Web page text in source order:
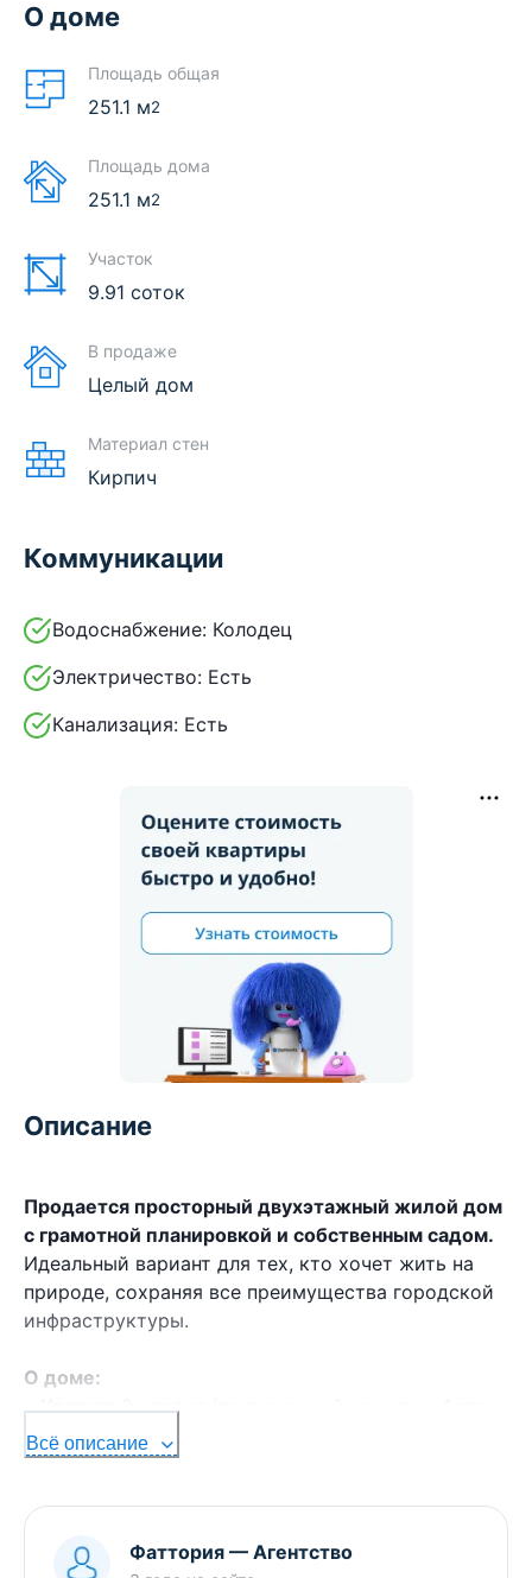
О доме
Площадь общая
251.1 м2
Площадь дома
251.1 м2
Участок
9.91 соток
В продаже
Целый дом
Материал стен
Кирпич
Коммуникации
Водоснабжение: Колодец
Электричество: Есть
Канализация: Есть
Описание
Продается просторный двухэтажный жилой дом
с грамотной планировкой и собственным садом.
Идеальный вариант для тех, кто хочет жить на
природе, сохраняя все преимущества городской
инфраструктуры.
О доме:
•Уровни:3 уровня (полноценный цоколь + 1 этаж
+ уютная мансарда).
•Удобства:Санузлы предусмотрены на каждом
•
отличная база для вашего финишного ремонта.
Всё описание
Фаттория — Агентство